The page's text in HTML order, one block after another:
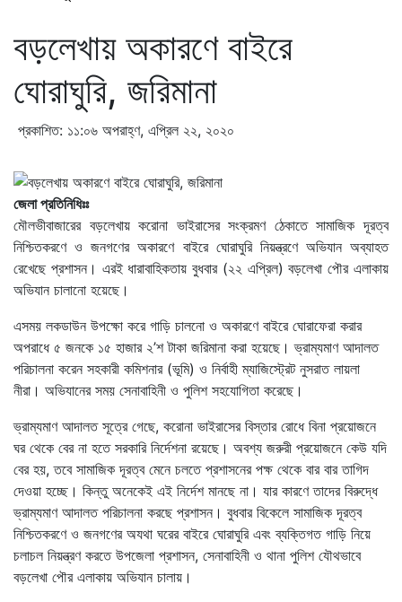
বড়লেখায় অকারণে বাইরে
ঘোরাঘুরি, জরিমানা
প্রকাশিত: ১১:০৬ অপরাহ্ণ, এপ্রিল ২২, ২০২০
জেলা প্রতিনিধিঃঃ
মৌলভীবাজারের বড়লেখায় করোনা ভাইরাসের সংক্রমণ ঠেকাতে সামাজিক দূরত্ব
নিশ্চিতকরণে ও জনগণের অকারণে বাইরে ঘোরাঘুরি নিয়ন্ত্রণে অভিযান অব্যাহত
রেখেছে প্রশাসন। এরই ধারাবাহিকতায় বুধবার (২২ এপ্রিল) বড়লেখা পৌর এলাকায়
অভিযান চালানো হয়েছে।
এসময় লকডাউন উপক্ষো করে গাড়ি চালনো ও অকারণে বাইরে ঘোরাফেরা করার
অপরাধে ৫ জনকে ১৫ হাজার ২’শ টাকা জরিমানা করা হয়েছে। ভ্রাম্যমাণ আদালত
পরিচালনা করেন সহকারী কমিশনার (ভূমি) ও নির্বাহী ম্যাজিস্ট্রেট নুসরাত লায়লা
নীরা। অভিযানের সময় সেনাবাহিনী ও পুলিশ সহযোগিতা করেছে।
ভ্রাম্যমাণ আদালত সূত্রে গেছে, করোনা ভাইরাসের বিস্তার রোধে বিনা প্রয়োজনে
ঘর থেকে বের না হতে সরকারি নির্দেশনা রয়েছে। অবশ্য জরুরী প্রয়োজনে কেউ যদি
বের হয়, তবে সামাজিক দূরত্ব মেনে চলতে প্রশাসনের পক্ষ থেকে বার বার তাগিদ
দেওয়া হচ্ছে। কিন্তু অনেকেই এই নির্দেশ মানছে না। যার কারণে তাদের বিরুদ্ধে
ভ্রাম্যমাণ আদালত পরিচালনা করছে প্রশাসন। বুধবার বিকেলে সামাজিক দূরত্ব
নিশ্চিতকরণে ও জনগণের অযথা ঘরের বাইরে ঘোরাঘুরি এবং ব্যক্তিগত গাড়ি নিয়ে
চলাচল নিয়ন্ত্রণ করতে উপজেলা প্রশাসন, সেনাবাহিনী ও থানা পুলিশ যৌথভাবে
বড়লেখা পৌর এলাকায় অভিযান চালায়।